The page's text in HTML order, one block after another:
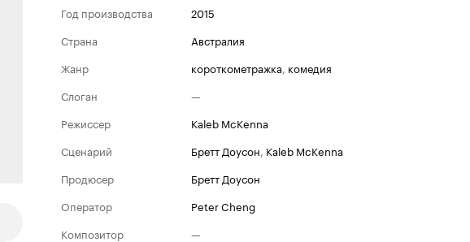
Год производства
2015
Страна
Австралия
Жанр
короткометражка, комедия
Слоган
—
Режиссер
Kaleb McKenna
Сценарий
Бретт Доусон, Kaleb McKenna
Продюсер
Бретт Доусон
Оператор
Peter Cheng
Композитор
—